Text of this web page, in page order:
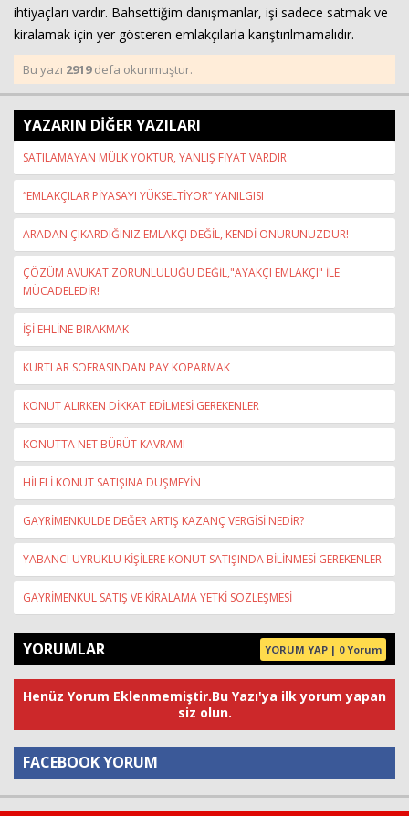
ihtiyaçları vardır. Bahsettiğim danışmanlar, işi sadece satmak ve
kiralamak için yer gösteren emlakçılarla karıştırılmamalıdır.
Bu yazı 2919defa okunmuştur.
YAZARIN DİĞER YAZILARI
SATILAMAYAN MÜLK YOKTUR, YANLIŞ FİYAT VARDIR
‘’EMLAKÇILAR PİYASAYI YÜKSELTİYOR’’ YANILGISI
ARADAN ÇIKARDIĞINIZ EMLAKÇI DEĞİL, KENDİ ONURUNUZDUR!
ÇÖZÜM AVUKAT ZORUNLULUĞU DEĞİL,"AYAKÇI EMLAKÇI" İLE
MÜCADELEDİR!
İŞİ EHLİNE BIRAKMAK
KURTLAR SOFRASINDAN PAY KOPARMAK
KONUT ALIRKEN DİKKAT EDİLMESİ GEREKENLER
KONUTTA NET BÜRÜT KAVRAMI
HİLELİ KONUT SATIŞINA DÜŞMEYİN
GAYRİMENKULDE DEĞER ARTIŞ KAZANÇ VERGİSİ NEDİR?
YABANCI UYRUKLU KİŞİLERE KONUT SATIŞINDA BİLİNMESİ GEREKENLER
GAYRİMENKUL SATIŞ VE KİRALAMA YETKİ SÖZLEŞMESİ
YORUMLAR YORUM YAP | 0 Yorum
Henüz Yorum Eklenmemiştir.Bu Yazı'ya ilk yorum yapan
siz olun.
FACEBOOK YORUM